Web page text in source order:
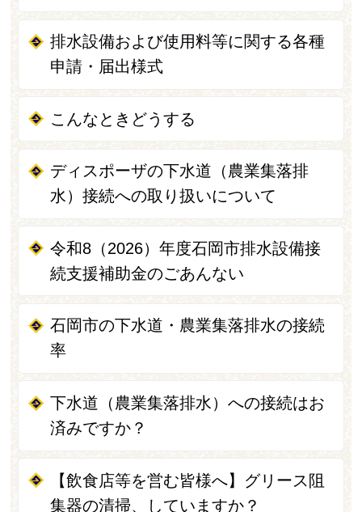
排水設備および使用料等に関する各種
申請・届出様式
こんなときどうする
ディスポーザの下水道（農業集落排
水）接続への取り扱いについて
令和8（2026）年度石岡市排水設備接
続支援補助金のごあんない
石岡市の下水道・農業集落排水の接続
率
下水道（農業集落排水）への接続はお
済みですか？
【飲食店等を営む皆様へ】グリース阻
集器の清掃、していますか？